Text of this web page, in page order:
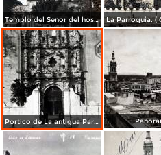
Templo del Senor del hospital.
Portico de La antigua Parroquia.